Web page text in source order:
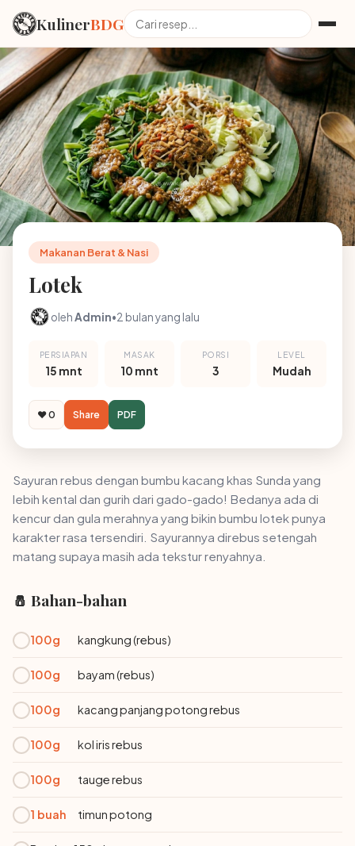
KulinerBDG
Makanan Berat & Nasi
Lotek
olehAdmin•2 bulan yang lalu
PERSIAPAN
15 mnt
MASAK
10 mnt
PORSI
3
LEVEL
Mudah
❤️ 0 Share PDF
Sayuran rebus dengan bumbu kacang khas Sunda yang
lebih kental dan gurih dari gado-gado! Bedanya ada di
kencur dan gula merahnya yang bikin bumbu lotek punya
karakter rasa tersendiri. Sayurannya direbus setengah
matang supaya masih ada tekstur renyahnya.
🧂 Bahan-bahan
100g kangkung (rebus)
100g bayam (rebus)
100g kacang panjang potong rebus
100g kol iris rebus
100g tauge rebus
1 buah timun potong